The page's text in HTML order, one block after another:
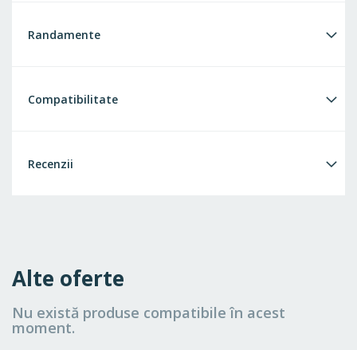
Randamente
Compatibilitate
Recenzii
Alte oferte
Nu există produse compatibile în acest
moment.